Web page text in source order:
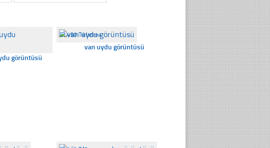
görüntüsü
☐450 Tıklanma
van uydu görüntüsü